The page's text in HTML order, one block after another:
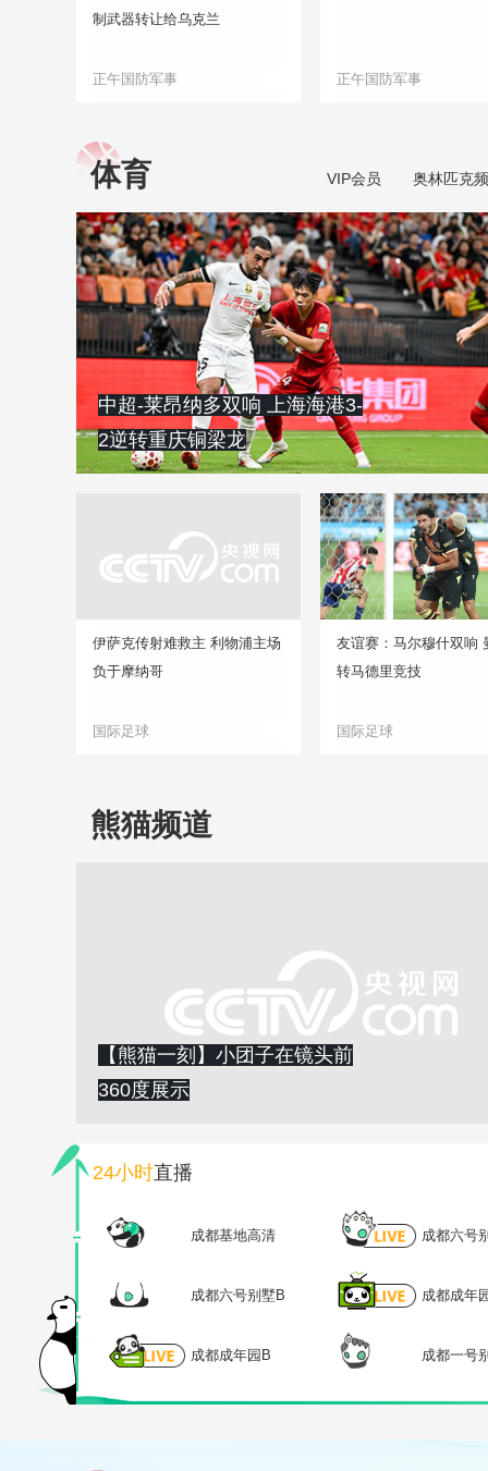
制武器转让给乌克兰
正午国防军事 正午国防军事
体育 VIP会员 奥林匹克
中超-莱昂纳多双响 上海海港3-
2逆转重庆铜梁龙
伊萨克传射难救主 利物浦主场
负于摩纳哥
国际足球
友谊赛：马尔穆什双响
转马德里竞技
国际足球
熊猫频道
【熊猫一刻】小团子在镜头前
360度展示
24小时直播
成都基地高清 成都六号
成都六号别墅B 成都成年
成都成年园B 成都一号